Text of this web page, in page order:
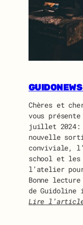
Chères et
vous
juillet 2024:
nouvelle
conviviale,
school et les
l’atelier
Bonne
de
Lire